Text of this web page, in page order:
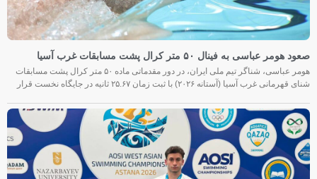
صعود هومر عباسی به فینال ۵۰ متر کرال پشت مسابقات غرب آسیا
هومر عباسی، شناگر تیم ملی ایران، در دور مقدماتی ماده ۵۰ متر کرال پشت مسابقات
شنای قهرمانی غرب آسیا (آستانه ۲۰۲۶) با ثبت زمان ۲۵.۶۷ ثانیه در جایگاه نخست قرار